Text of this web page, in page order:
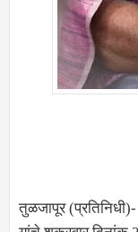
तुळजापूर